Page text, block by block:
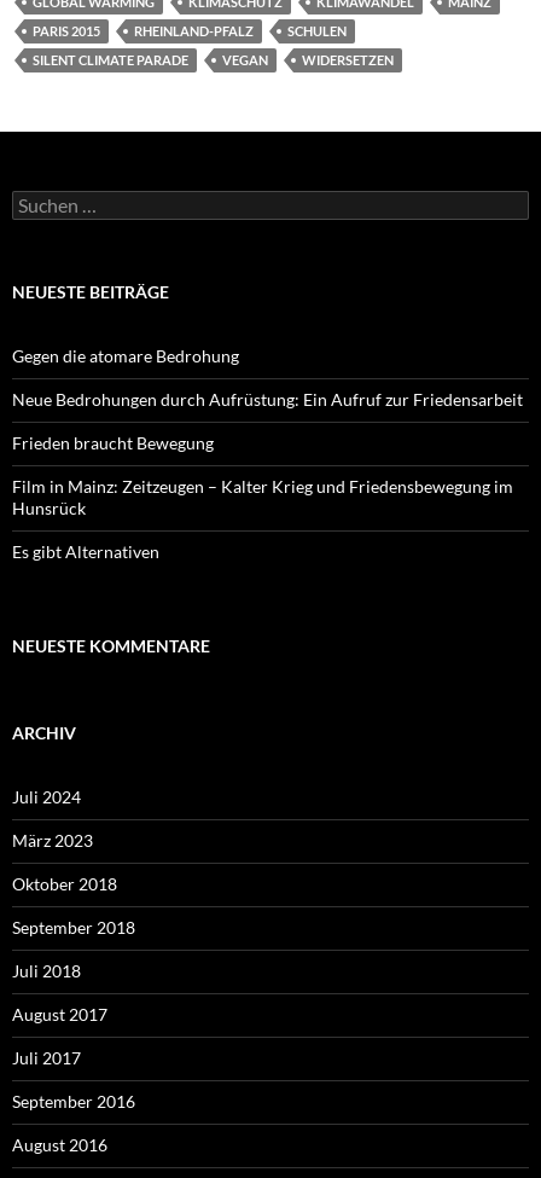
PARIS 2015
RHEINLAND-PFALZ
SCHULEN
SILENT CLIMATE PARADE
VEGAN WIDERSETZEN
Suchen
nach:
NEUESTE BEITRÄGE
Gegen die atomare Bedrohung
Neue Bedrohungen durch Aufrüstung: Ein Aufruf zur Friedensarbeit
Frieden braucht Bewegung
Film in Mainz: Zeitzeugen – Kalter Krieg und Friedensbewegung im
Hunsrück
Es gibt Alternativen
NEUESTE KOMMENTARE
ARCHIV
Juli 2024
März 2023
Oktober 2018
September 2018
Juli 2018
August 2017
Juli 2017
September 2016
August 2016